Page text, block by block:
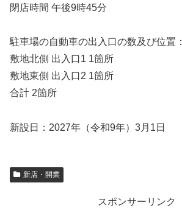
閉店時間 午後9時45分
駐車場の自動車の出入口の数及び位置：
敷地北側 出入口1 1箇所
敷地東側 出入口2 1箇所
合計 2箇所
新設日：2027年（令和9年）3月1日
新店・開業
スポンサーリンク